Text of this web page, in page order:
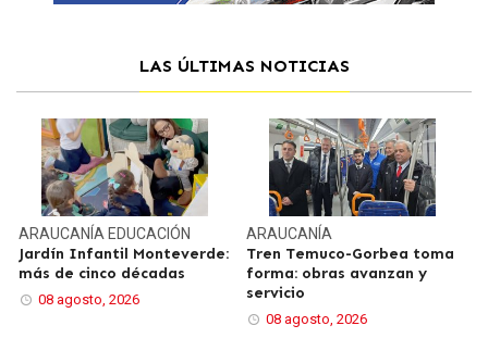
LAS ÚLTIMAS NOTICIAS
ARAUCANÍA EDUCACIÓN
Jardín Infantil Monteverde:
más de cinco décadas
08 agosto, 2026
ARAUCANÍA
Tren Temuco-Gorbea toma
forma: obras avanzan y
servicio
08 agosto, 2026